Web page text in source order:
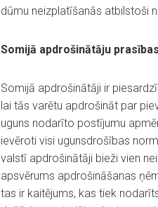
dūmu neizplatīšanās atbilstoši
Somijā apdrošinātāju
Somijā apdrošinātāji ir
lai tās varētu apdrošināt par
uguns nodarīto postījumu
ievēroti visi ugunsdrošības
valstī apdrošinātāji bieži vien
apsvērums apdrošināšanas
tas ir kaitējums, kas tiek